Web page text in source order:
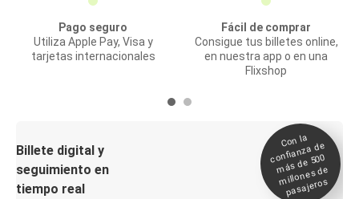
Pago seguro
Utiliza Apple Pay, Visa y
tarjetas internacionales
Fácil de comprar
Consigue tus billetes online,
en nuestra app o en una
Flixshop
Billete digital y
seguimiento en
tiempo real
Con la
confianza de
más de 500
millones de
pasajeros